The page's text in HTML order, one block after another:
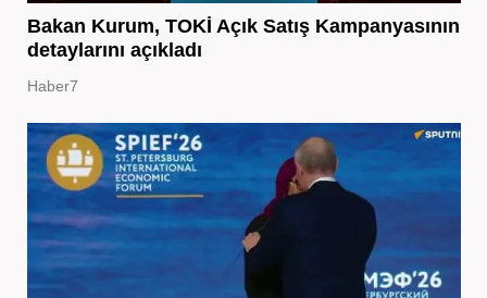
Bakan Kurum, TOKİ Açık Satış Kampanyasının
detaylarını açıkladı
Haber7